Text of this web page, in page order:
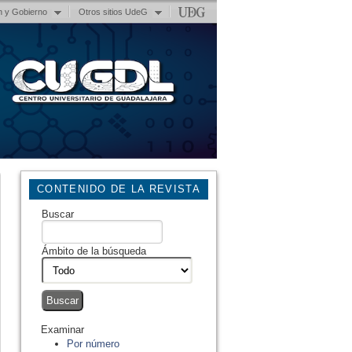
y Gobierno Otros sitios UdeG
CONTENIDO DE LA REVISTA
Buscar
Ámbito de la búsqueda
Examinar
Por número